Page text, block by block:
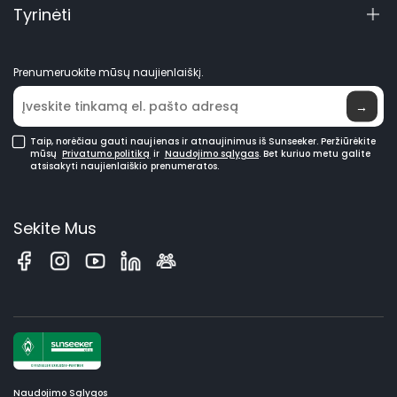
Instrukcijos Ir Vaizdo įrašai
Elite Lab
Kur įsigyti
Tyrinėti
Prenumeruokite mūsų naujienlaiškį.
→
Taip, norėčiau gauti naujienas ir atnaujinimus iš Sunseeker. Peržiūrėkite
mūsų Privatumo politiką ir Naudojimo sąlygas. Bet kuriuo metu galite
atsisakyti naujienlaiškio prenumeratos.
Sekite Mus
Naudojimo Sąlygos